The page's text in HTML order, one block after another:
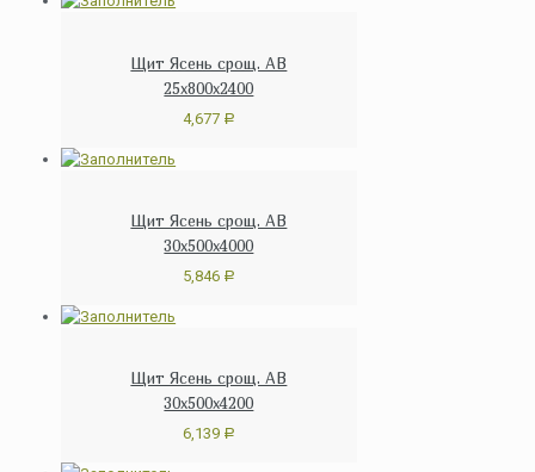
Щит Ясень срощ. АВ
25х800х2400
4,677 Р
Щит Ясень срощ. АВ
30х500х4000
5,846 Р
Щит Ясень срощ. АВ
30х500х4200
6,139 Р